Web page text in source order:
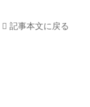
記事本文に戻る